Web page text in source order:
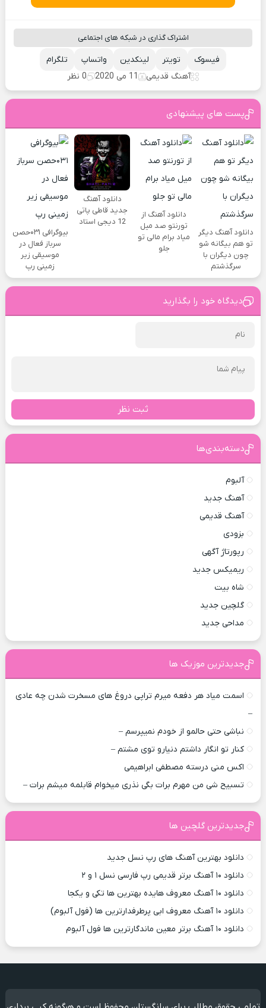
اشتراک گذاری در شبکه های اجتماعی
تلگرام واتساپ لینکدین تویتر
فیسوک
آهنگ قدیمی
11 می 2020 0 نظر
پست های پیشنهادی
دانلود آهنگ دیگر
تو هم بیگانه شو
چون دیگران با
سرگذشتم
دانلود آهنگ از
تورنتو صد میل
میاد برام مالی تو
جلو
دانلود آهنگ
جدید قاطی پاتی
12 دیجی استاد
بیوگرافی ۰۳۱حصن
سرباز فعال در
موسیقی زیر
زمینی رپ
دیدگاه خود را بگذارید
ثبت نظر
دسته‌بندی‌ها
آلبوم
آهنگ جدید
آهنگ قدیمی
بزودی
رپورتاژ آگهی
ریمیکس جدید
شاه بیت
گلچین جدید
مداحی جدید
جدیدترین موزیک ها
اسمت میاد هر دفعه میرم تراپی دروغ‌ های مسخرت شدن چه عادی
–
نباشی حتی حالمو از خودم نمیپرسم –
کنار تو انگار داشتم دنیارو توی مشتم –
اکس منی درسته مصطفی ابراهیمی
تسبیح شی من مهرم برات بگی نذری میخوام قابلمه میشم برات –
جدیدترین گلچین ها
دانلود بهترین آهنگ های رپ نسل جدید
دانلود ۱۰ آهنگ برتر قدیمی رپ فارسی نسل ۱ و ۲
دانلود ۱۰ آهنگ معروف هایده بهترین ها تکی و یکجا
دانلود ۱۰ آهنگ معروف ابی پرطرفدارترین ها (فول آلبوم)
دانلود ۱۰ آهنگ برتر معین ماندگارترین ها فول آلبوم